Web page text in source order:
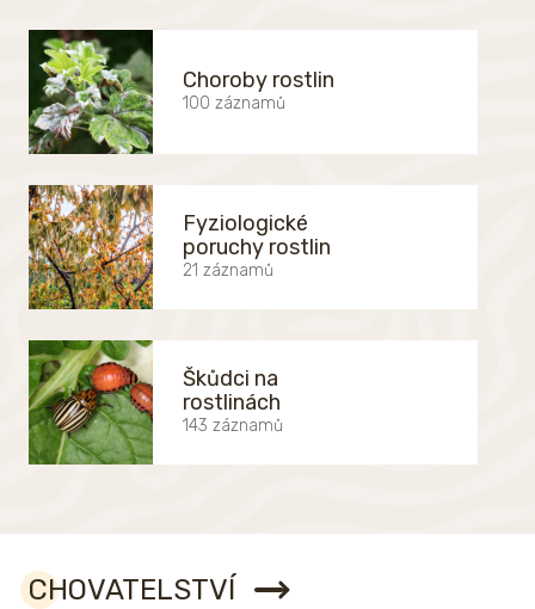
Choroby rostlin
100 záznamů
Fyziologické
poruchy rostlin
21 záznamů
Škůdci na
rostlinách
143 záznamů
CHOVATELSTVÍ